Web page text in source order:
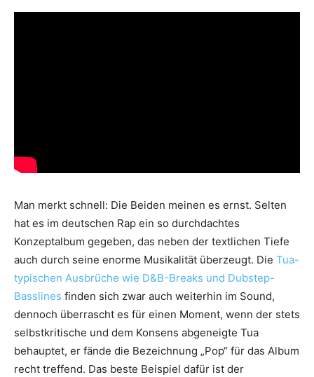
Man merkt schnell: Die Beiden meinen es ernst. Selten
hat es im deutschen Rap ein so durchdachtes
Konzeptalbum gegeben, das neben der textlichen Tiefe
auch durch seine enorme Musikalität überzeugt. Die Tua-
typischen Ausbrüche wie D&B-Breaks und Dubstep-
Basslines finden sich zwar auch weiterhin im Sound,
dennoch überrascht es für einen Moment, wenn der stets
selbstkritische und dem Konsens abgeneigte Tua
behauptet, er fände die Bezeichnung „Pop“ für das Album
recht treffend. Das beste Beispiel dafür ist der